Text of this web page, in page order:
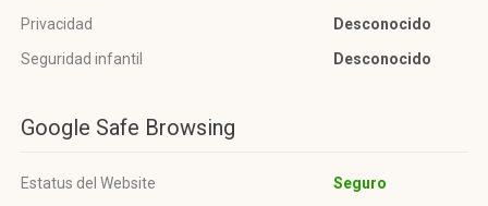
Privacidad
Desconocido
Seguridad infantil
Desconocido
Google Safe Browsing
Estatus del Website Seguro